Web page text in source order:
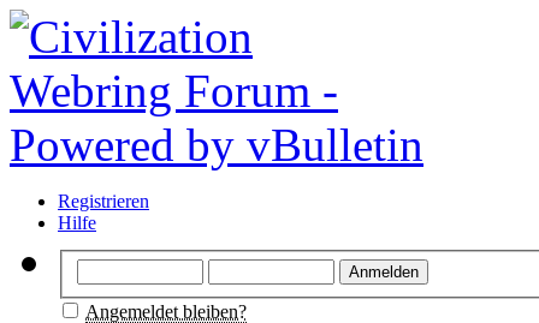
Registrieren
Hilfe
Angemeldet bleiben?